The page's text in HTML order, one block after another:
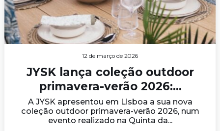
12 de março de 2026
JYSK lança coleção outdoor
primavera-verão 2026:...
A JYSK apresentou em Lisboa a sua nova
coleção outdoor primavera-verão 2026, num
evento realizado na Quinta da...